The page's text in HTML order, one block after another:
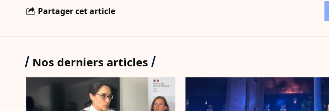
Partager cet article
Nos derniers articles